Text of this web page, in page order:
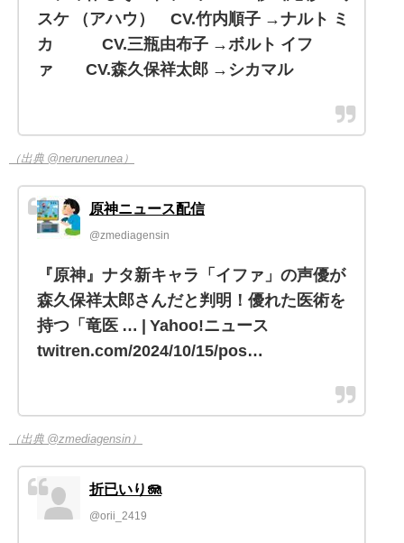
スケ （アハウ） CV.竹内順子 →ナルト ミ
カ CV.三瓶由布子 →ボルト イフ
ァ CV.森久保祥太郎 →シカマル
（出典 @nerunerunea）
原神ニュース配信
@zmediagensin
『原神』ナタ新キャラ「イファ」の声優が
森久保祥太郎さんだと判明！優れた医術を
持つ「竜医 … | Yahoo!ニュース
twitren.com/2024/10/15/pos…
（出典 @zmediagensin）
折已いり🪼
@orii_2419